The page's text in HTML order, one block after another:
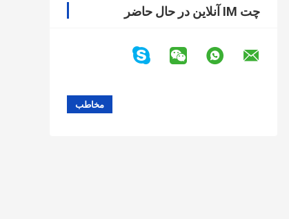
چت IM آنلاین در حال حاضر